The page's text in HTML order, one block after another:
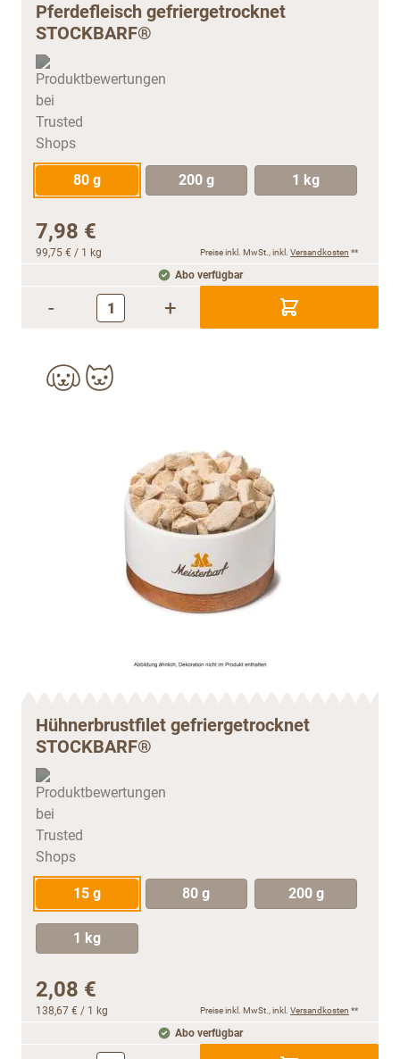
Pferdefleisch gefriergetrocknet
STOCKBARF®
80 g 200 g 1 kg
7,98 €
99,75 € / 1 kg Preise inkl. MwSt., inkl. Versandkosten **
Abo verfügbar
- +
Hühnerbrustfilet gefriergetrocknet
STOCKBARF®
15 g 80 g 200 g
1 kg
2,08 €
138,67 € / 1 kg Preise inkl. MwSt., inkl. Versandkosten **
Abo verfügbar